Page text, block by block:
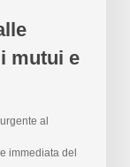
mutui e
al
immediata del